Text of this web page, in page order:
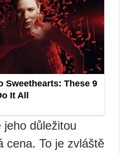
jeho důležitou
cena. To je zvláště